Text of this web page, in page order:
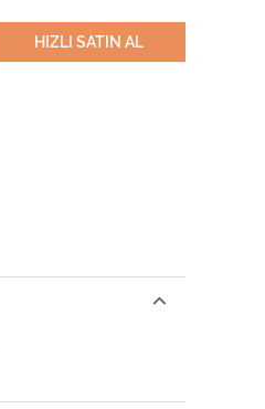
HIZLI SATIN AL